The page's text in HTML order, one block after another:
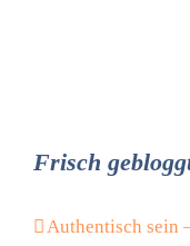
Frisch
Authentisch sein